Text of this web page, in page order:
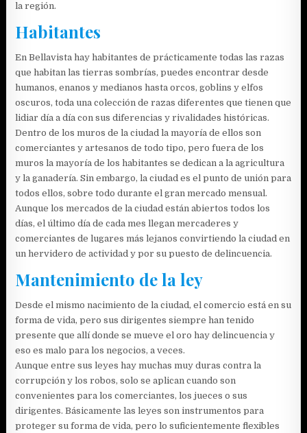
la región.
Habitantes
En Bellavista hay habitantes de prácticamente todas las razas
que habitan las tierras sombrías, puedes encontrar desde
humanos, enanos y medianos hasta orcos, goblins y elfos
oscuros, toda una colección de razas diferentes que tienen que
lidiar día a día con sus diferencias y rivalidades históricas.
Dentro de los muros de la ciudad la mayoría de ellos son
comerciantes y artesanos de todo tipo, pero fuera de los
muros la mayoría de los habitantes se dedican a la agricultura
y la ganadería. Sin embargo, la ciudad es el punto de unión para
todos ellos, sobre todo durante el gran mercado mensual.
Aunque los mercados de la ciudad están abiertos todos los
días, el último día de cada mes llegan mercaderes y
comerciantes de lugares más lejanos convirtiendo la ciudad en
un hervidero de actividad y por su puesto de delincuencia.
Mantenimiento de la ley
Desde el mismo nacimiento de la ciudad, el comercio está en su
forma de vida, pero sus dirigentes siempre han tenido
presente que allí donde se mueve el oro hay delincuencia y
eso es malo para los negocios, a veces.
Aunque entre sus leyes hay muchas muy duras contra la
corrupción y los robos, solo se aplican cuando son
convenientes para los comerciantes, los jueces o sus
dirigentes. Básicamente las leyes son instrumentos para
proteger su forma de vida, pero lo suficientemente flexibles